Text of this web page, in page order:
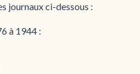
journaux ci-dessous :
à 1944 :